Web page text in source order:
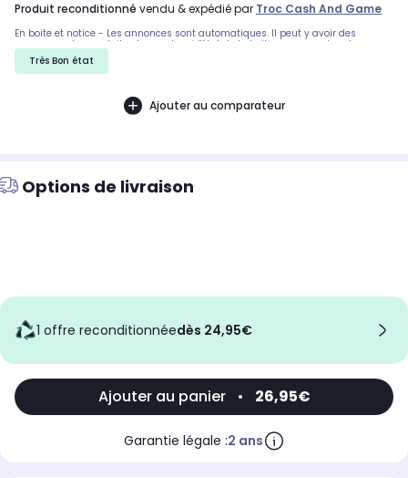
produit reconditionné vendu & expédié par Troc Cash And Game
En boite et notice - Les annonces sont automatiques. Il peut y avoir des
rayures sur les produits, demandez si l'état de la boite par exemple est
important. Nous ne pouvons pas tout detailler
Très Bon état
Ajouter au comparateur
Options de livraison
1 offre reconditionnée dès 24,95€
Ajouter au panier • 26,95€
Garantie légale :2 ans